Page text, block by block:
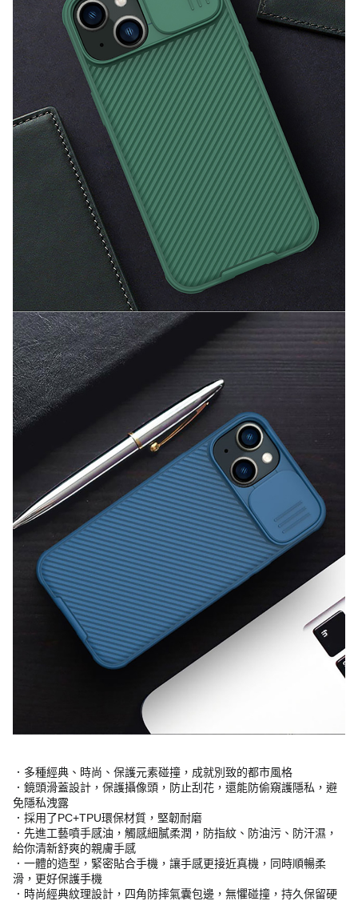
．多種經典、時尚、保護元素碰撞，成就別致的都市風格
．鏡頭滑蓋設計，保護攝像頭，防止刮花，還能防偷窺護隱私，避
免隱私洩露
．採用了PC+TPU環保材質，堅韌耐磨
．先進工藝噴手感油，觸感細膩柔潤，防指紋、防油污、防汗濕，
給你清新舒爽的親膚手感
．一體的造型，緊密貼合手機，讓手感更接近真機，同時順暢柔
滑，更好保護手機
．時尚經典紋理設計，四角防摔氣囊包邊，無懼碰撞，持久保留硬